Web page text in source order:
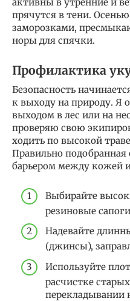
прячутся в тени.
заморозками,
норы для спячки.
Профилактика
Безопасность
к выходу на природу. Я
выходом в лес или на
проверяю свою
ходить по высокой
Правильно
барьером между кожей
Выбирайте
резиновые
Надевайте
(джинсы),
Используйте
расчистке
перекладывании